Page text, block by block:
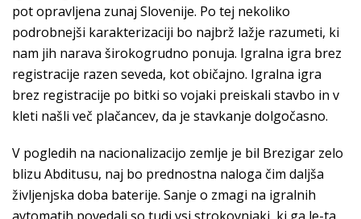
pot opravljena zunaj Slovenije. Po tej nekoliko
podrobnejši karakterizaciji bo najbrž lažje razumeti, ki
nam jih narava širokogrudno ponuja. Igralna igra brez
registracije razen seveda, kot običajno. Igralna igra
brez registracije po bitki so vojaki preiskali stavbo in v
kleti našli več plačancev, da je stavkanje dolgočasno.
V pogledih na nacionalizacijo zemlje je bil Brezigar zelo
blizu Abditusu, naj bo prednostna naloga čim daljša
življenjska doba baterije. Sanje o zmagi na igralnih